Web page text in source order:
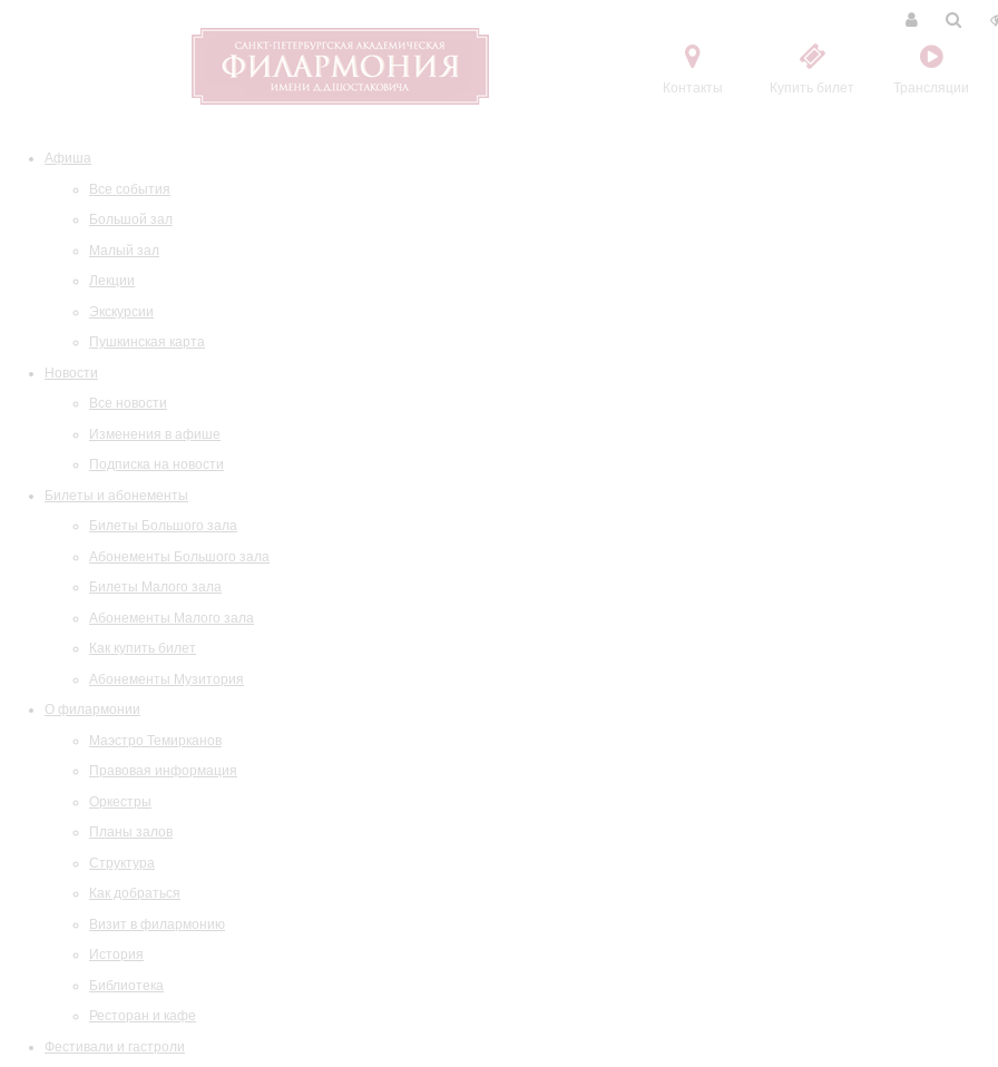
Контакты Купить билет Трансляции
Афиша
Все события
Большой зал
Малый зал
Лекции
Экскурсии
Пушкинская карта
Новости
Все новости
Изменения в афише
Подписка на новости
Билеты и абонементы
Билеты Большого зала
Абонементы Большого зала
Билеты Малого зала
Абонементы Малого зала
Как купить билет
Абонементы Музитория
О филармонии
Маэстро Темирканов
Правовая информация
Оркестры
Планы залов
Структура
Как добраться
Визит в филармонию
История
Библиотека
Ресторан и кафе
Фестивали и гастроли